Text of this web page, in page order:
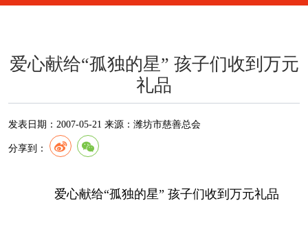
爱心献给“孤独的星” 孩子们收到万元
礼品
发表日期： 2007-05-21 来源： 潍坊市慈善总会
分享到：
爱心献给“孤独的星” 孩子们收到万元礼品